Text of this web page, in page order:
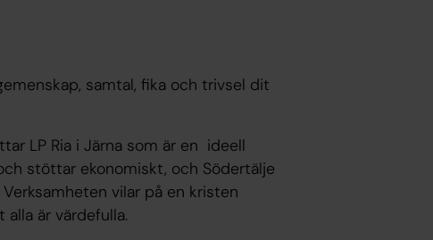
samtal, fika och trivsel dit
LP Ria i Järna som är en ideell
stöttar ekonomiskt, och Södertälje
vilar på en kristen
är värdefulla.